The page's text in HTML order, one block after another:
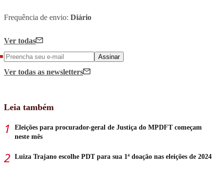
Frequência de envio: Diário
Ver todas
Assinar
Ver todas as newsletters
Leia também
Eleições para procurador-geral de Justiça do MPDFT começam
neste mês
Luiza Trajano escolhe PDT para sua 1ª doação nas eleições de 2024